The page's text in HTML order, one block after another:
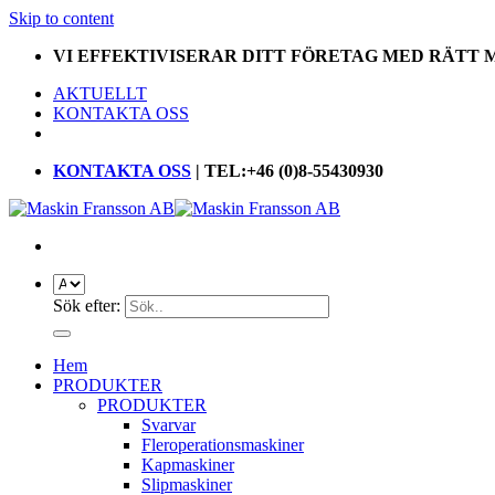
Skip to content
VI EFFEKTIVISERAR DITT FÖRETAG MED RÄTT
AKTUELLT
KONTAKTA OSS
KONTAKTA OSS | TEL:+46 (0)8-55430930
Sök efter:
Hem
PRODUKTER
PRODUKTER
Svarvar
Fleroperationsmaskiner
Kapmaskiner
Slipmaskiner